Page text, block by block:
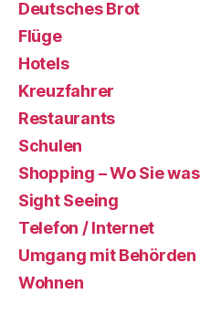
Deutsches Brot
Flüge
Hotels
Kreuzfahrer
Restaurants
Schulen
Shopping – Wo Sie
Sight Seeing
Telefon / Internet
Umgang mit Behörden
Wohnen